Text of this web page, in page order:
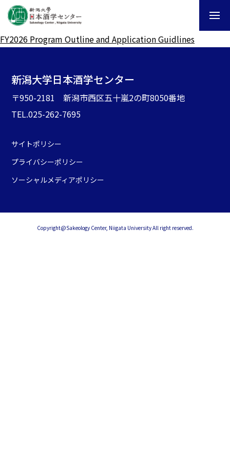
FY2026 Program Outline and Application Guidlines
新潟大学日本酒学センター
〒950-2181 新潟市西区五十嵐2の町8050番地
TEL.025-262-7695
サイトポリシー
プライバシーポリシー
ソーシャルメディアポリシー
Copyright@Sakeology Center, Niigata University All right reserved.